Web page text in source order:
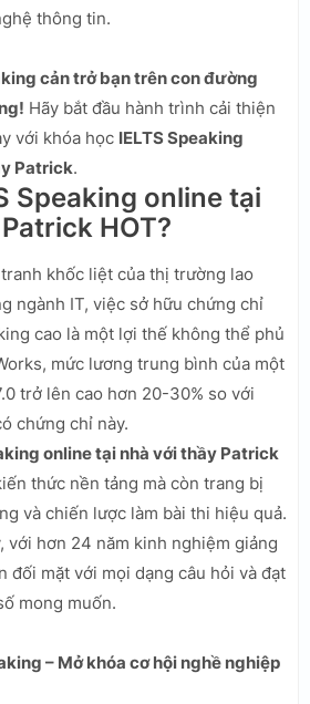
thông tin.
cản trở bạn trên con đường
Hãy bắt đầu hành trình cải thiện
với khóa học IELTS Speaking
Patrick.
Speaking online tại
HOT?
khốc liệt của thị trường lao
ngành IT, việc sở hữu chứng chỉ
cao là một lợi thế không thể phủ
mức lương trung bình của một
trở lên cao hơn 20-30% so với
chứng chỉ này.
online tại nhà với thầy Patrick
thức nền tảng mà còn trang bị
và chiến lược làm bài thi hiệu quả.
với hơn 24 năm kinh nghiệm giảng
đối mặt với mọi dạng câu hỏi và đạt
mong muốn.
– Mở khóa cơ hội nghề nghiệp